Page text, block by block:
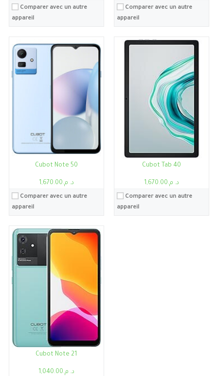
Comparer avec un autre
appareil
Comparer avec un autre
appareil
Cubot Note 50
د. م.1,670.00
Comparer avec un autre
appareil
Cubot Tab 40
د. م.1,670.00
Comparer avec un autre
appareil
Cubot Note 21
د. م.1,040.00
Processeur:
RAM:6Go
6Go, 128Go
50MP
Android 13
Li-Ion 5200mAh